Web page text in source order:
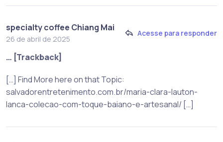
specialty coffee Chiang Mai
26 de abril de 2025
Acesse para responder
… [Trackback]
[…] Find More here on that Topic:
salvadorentretenimento.com.br/maria-clara-lauton-
lanca-colecao-com-toque-baiano-e-artesanal/ […]